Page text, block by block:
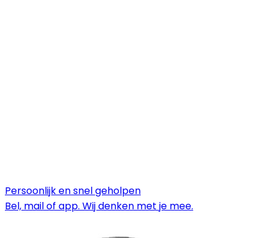
Persoonlijk en snel geholpen
Bel, mail of app. Wij denken met je mee.